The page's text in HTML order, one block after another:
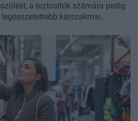
a biztosítók számára pedig
kárszakmai
kezelt, és összesen 1 milliárd
fizetett ki a károsultaknak. Az
hogy mára megszűnt a
évről évre jelentősen
aránya is. Általános
csak a nyári hónapokban kell
és ingóságok
egész éves feladat –